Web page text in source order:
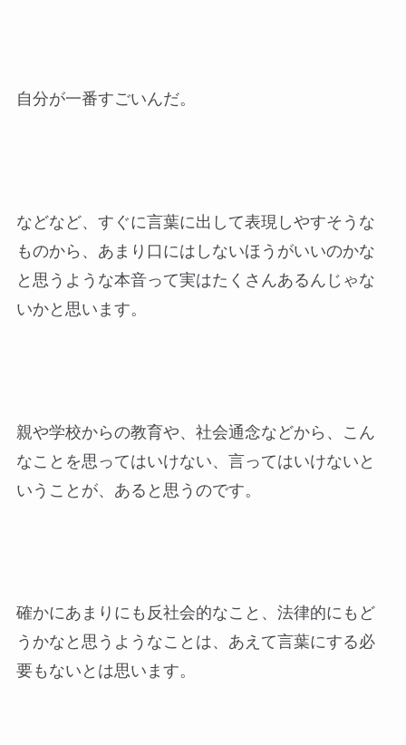
自分が一番すごいんだ。
などなど、すぐに言葉に出して表現しやすそうな
ものから、あまり口にはしないほうがいいのかな
と思うような本音って実はたくさんあるんじゃな
いかと思います。
親や学校からの教育や、社会通念などから、こん
なことを思ってはいけない、言ってはいけないと
いうことが、あると思うのです。
確かにあまりにも反社会的なこと、法律的にもど
うかなと思うようなことは、あえて言葉にする必
要もないとは思います。